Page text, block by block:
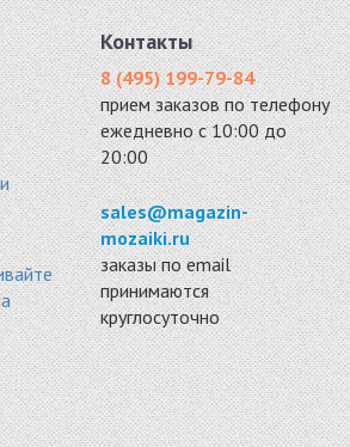
Контакты
8 (495) 199-79-84
прием заказов по телефону
ежедневно с 10:00 до
20:00
sales@magazin-
mozaiki.ru
заказы по email
принимаются
круглосуточно